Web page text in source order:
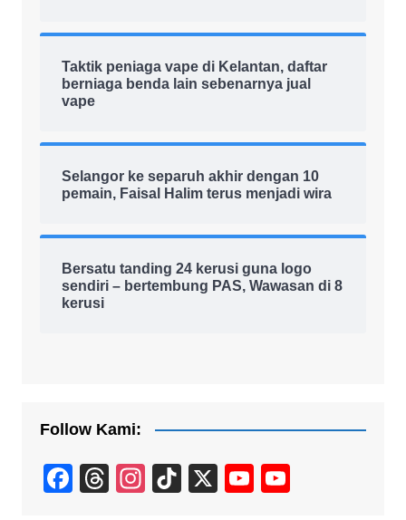
Taktik peniaga vape di Kelantan, daftar
berniaga benda lain sebenarnya jual
vape
Selangor ke separuh akhir dengan 10
pemain, Faisal Halim terus menjadi wira
Bersatu tanding 24 kerusi guna logo
sendiri – bertembung PAS, Wawasan di 8
kerusi
Follow Kami:
F
T
In
Ti
X
Y